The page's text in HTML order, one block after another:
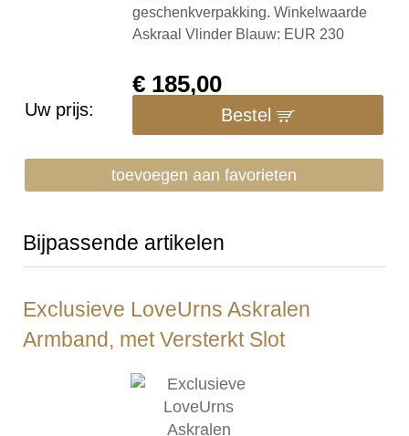
geschenkverpakking. Winkelwaarde
Askraal Vlinder Blauw: EUR 230
Uw prijs:
€ 185,00
Bestel
toevoegen aan favorieten
Bijpassende artikelen
Exclusieve LoveUrns Askralen
Armband, met Versterkt Slot